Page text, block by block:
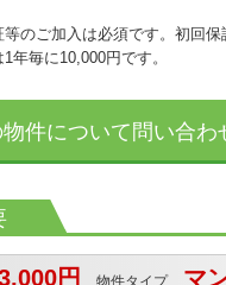
のご加入は必須です。初回
年毎に10,000円です。
物件について問い合わ
円 物件タイプ マ